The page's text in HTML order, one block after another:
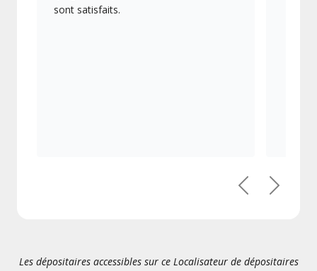
sont satisfaits.
PrécédentSuivant
Les dépositaires accessibles sur ce Localisateur de dépositaires